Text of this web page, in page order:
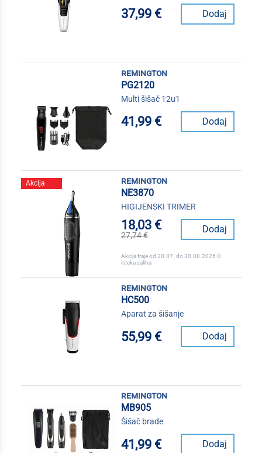
37,99 € Dodaj
remington
PG2120
Multi šišač 12u1
41,99 € Dodaj
Akcija
remington
NE3870
HIGIJENSKI TRIMER
18,03 €
27,74 €
Dodaj
Akcija traje od 20.07. do 30.08.2026 ili
isteka zaliha
remington
HC500
Aparat za šišanje
55,99 € Dodaj
remington
MB905
Šišač brade
41,99 € Dodaj